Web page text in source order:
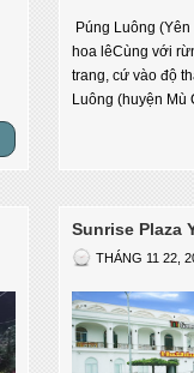
Púng Luông
hoa lêCùng với
trang, cứ vào độ
Luông (huyện Mù
Sunrise Plaza
THÁNG 11 22,